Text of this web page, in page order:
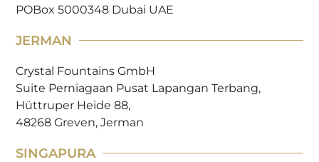
POBox 5000348 Dubai UAE
JERMAN
Crystal Fountains GmbH
Suite Perniagaan Pusat Lapangan Terbang,
Hüttruper Heide 88,
48268 Greven, Jerman
SINGAPURA